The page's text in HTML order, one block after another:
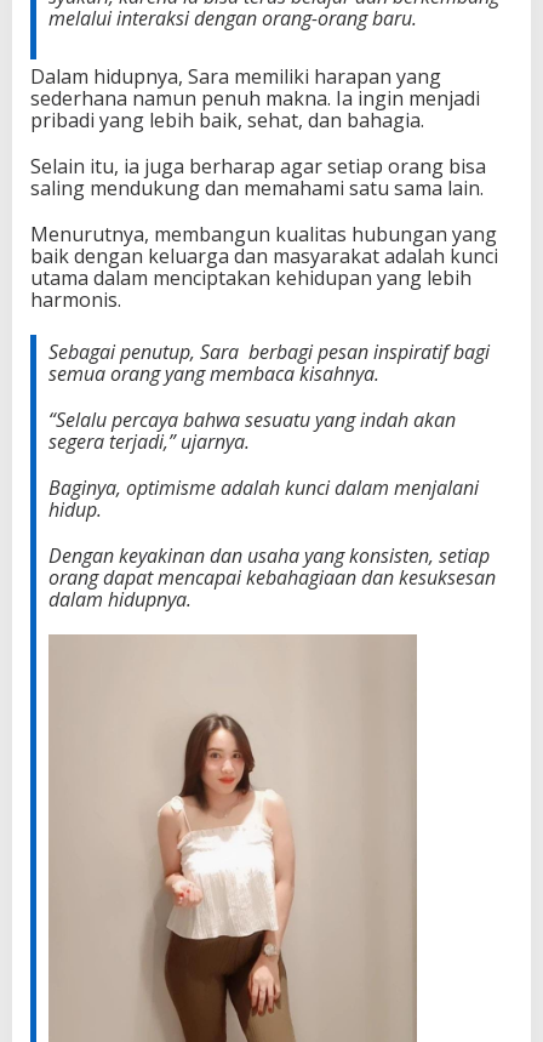
melalui interaksi dengan orang-orang baru.
Dalam hidupnya, Sara memiliki harapan yang
sederhana namun penuh makna. Ia ingin menjadi
pribadi yang lebih baik, sehat, dan bahagia.
Selain itu, ia juga berharap agar setiap orang bisa
saling mendukung dan memahami satu sama lain.
Menurutnya, membangun kualitas hubungan yang
baik dengan keluarga dan masyarakat adalah kunci
utama dalam menciptakan kehidupan yang lebih
harmonis.
Sebagai penutup, Sara berbagi pesan inspiratif bagi
semua orang yang membaca kisahnya.
“Selalu percaya bahwa sesuatu yang indah akan
segera terjadi,”ujarnya.
Baginya, optimisme adalah kunci dalam menjalani
hidup.
Dengan keyakinan dan usaha yang konsisten, setiap
orang dapat mencapai kebahagiaan dan kesuksesan
dalam hidupnya.